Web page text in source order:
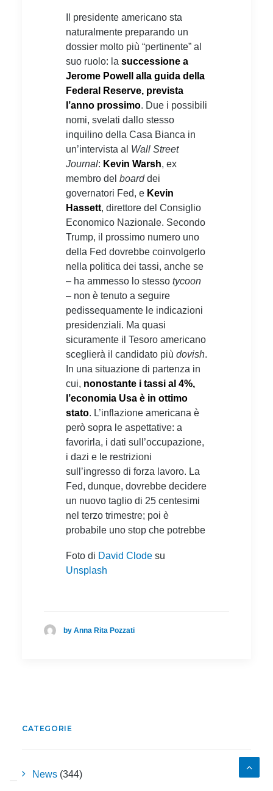
Il presidente americano sta
naturalmente preparando un
dossier molto più “pertinente” al
suo ruolo: la successione a
Jerome Powell alla guida della
Federal Reserve, prevista
l’anno prossimo. Due i possibili
nomi, svelati dallo stesso
inquilino della Casa Bianca in
un’intervista al Wall Street
Journal: Kevin Warsh, ex
membro del boarddei
governatori Fed, e Kevin
Hassett, direttore del Consiglio
Economico Nazionale. Secondo
Trump, il prossimo numero uno
della Fed dovrebbe coinvolgerlo
nella politica dei tassi, anche se
– ha ammesso lo stesso tycoon
– non è tenuto a seguire
pedissequamente le indicazioni
presidenziali. Ma quasi
sicuramente il Tesoro americano
sceglierà il candidato più dovish.
In una situazione di partenza in
cui, nonostante i tassi al 4%,
l’economia Usa è in ottimo
stato. L’inflazione americana è
però sopra le aspettative: a
favorirla, i dati sull’occupazione,
i dazi e le restrizioni
sull’ingresso di forza lavoro. La
Fed, dunque, dovrebbe decidere
un nuovo taglio di 25 centesimi
nel terzo trimestre; poi è
probabile uno stop che potrebbe
Foto di David Clode su
Unsplash
by Anna Rita Pozzati
CATEGORIE
News (344)